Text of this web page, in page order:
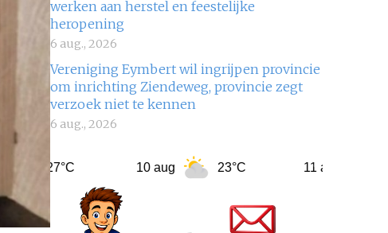
werken aan herstel en feestelijke
heropening
6 aug., 2026
Vereniging Eymbert wil ingrijpen provincie
om inrichting Ziendeweg, provincie zegt
verzoek niet te kennen
6 aug., 2026
23°C 11 aug